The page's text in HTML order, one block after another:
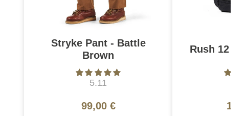
Stryke Pant - Battle
Brown
5.11
99,00 €
Rush 12